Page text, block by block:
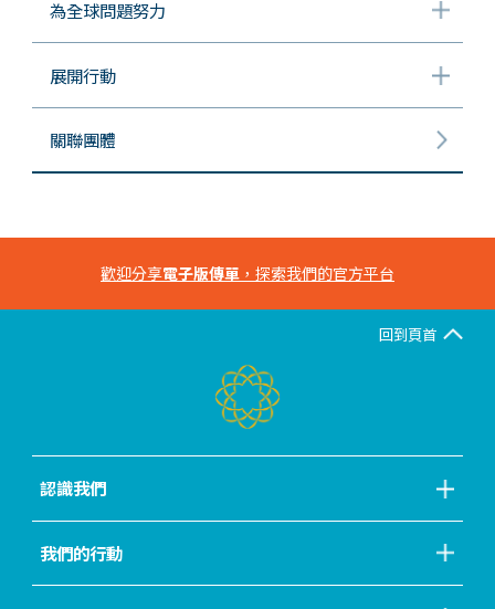
為全球問題努力
展開行動
關聯團體
歡迎分享電子版傳單 ，探索我們的官方平台
回到頁首
認識我們
我們的行動